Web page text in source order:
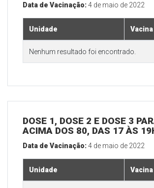
Data de Vacinação:4 de maio de 2022
Unidade Vacina
Nenhum resultado foi encontrado.
DOSE 1, DOSE 2 E DOSE 3
ACIMA DOS 80, DAS 17 ÀS
Data de Vacinação:4 de maio de 2022
Unidade Vacina